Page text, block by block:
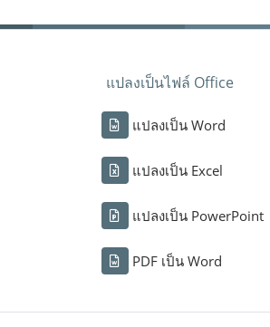
แปลงเป็นไฟล์ Office
แปลงเป็น Word
แปลงเป็น Excel
แปลงเป็น PowerPoint
PDF เป็น Word